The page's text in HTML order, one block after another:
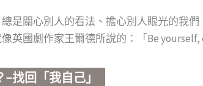
是關心別人的看法、擔心別人眼光的我
英國劇作家王爾德所說的：「Be
−找回「我自己」